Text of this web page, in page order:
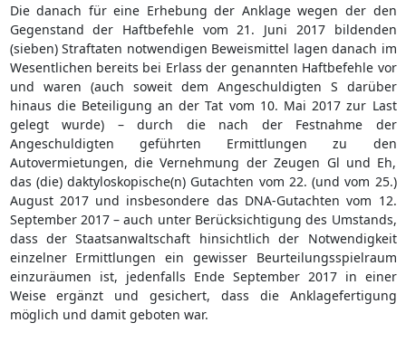
Die danach für eine Erhebung der Anklage wegen der den
Gegenstand der Haftbefehle vom 21. Juni 2017 bildenden
(sieben) Straftaten notwendigen Beweismittel lagen danach im
Wesentlichen bereits bei Erlass der genannten Haftbefehle vor
und waren (auch soweit dem Angeschuldigten S darüber
hinaus die Beteiligung an der Tat vom 10. Mai 2017 zur Last
gelegt wurde) – durch die nach der Festnahme der
Angeschuldigten geführten Ermittlungen zu den
Autovermietungen, die Vernehmung der Zeugen Gl und Eh,
das (die) daktyloskopische(n) Gutachten vom 22. (und vom 25.)
August 2017 und insbesondere das DNA-Gutachten vom 12.
September 2017 – auch unter Berücksichtigung des Umstands,
dass der Staatsanwaltschaft hinsichtlich der Notwendigkeit
einzelner Ermittlungen ein gewisser Beurteilungsspielraum
einzuräumen ist, jedenfalls Ende September 2017 in einer
Weise ergänzt und gesichert, dass die Anklagefertigung
möglich und damit geboten war.